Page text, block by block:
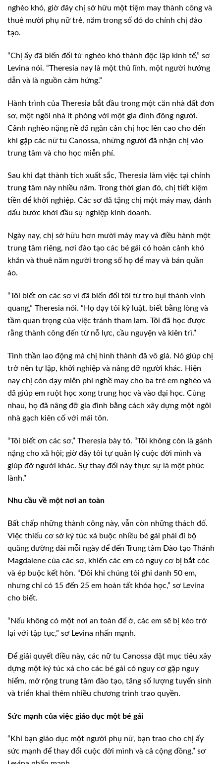
nghèo khó, giờ đây chị sở hữu một tiệm may thành công và
thuê mười phụ nữ trẻ, năm trong số đó do chính chị đào
tạo.
“Chị ấy đã biến đổi từ nghèo khó thành độc lập kinh tế,” sơ
Levina nói. “Theresia nay là một thủ lĩnh, một người hướng
dẫn và là nguồn cảm hứng.”
Hành trình của Theresia bắt đầu trong một căn nhà đất đơn
sơ, một ngôi nhà ít phòng với một gia đình đông người.
Cảnh nghèo nặng nề đã ngăn cản chị học lên cao cho đến
khi gặp các nữ tu Canossa, những người đã nhận chị vào
trung tâm và cho học miễn phí.
Sau khi đạt thành tích xuất sắc, Theresia làm việc tại chính
trung tâm này nhiều năm. Trong thời gian đó, chị tiết kiệm
tiền để khởi nghiệp. Các sơ đã tặng chị một máy may, đánh
dấu bước khởi đầu sự nghiệp kinh doanh.
Ngày nay, chị sở hữu hơn mười máy may và điều hành một
trung tâm riêng, nơi đào tạo các bé gái có hoàn cảnh khó
khăn và thuê năm người trong số họ để may và bán quần
áo.
“Tôi biết ơn các sơ vì đã biến đổi tôi từ tro bụi thành vinh
quang,” Theresia nói. “Họ dạy tôi kỷ luật, biết bằng lòng và
tầm quan trọng của việc tránh tham lam. Tôi đã học được
rằng thành công đến từ nỗ lực, cầu nguyện và kiên trì.”
Tinh thần lao động mà chị hình thành đã vô giá. Nó giúp chị
trở nên tự lập, khởi nghiệp và nâng đỡ người khác. Hiện
nay chị còn dạy miễn phí nghề may cho ba trẻ em nghèo và
đã giúp em ruột học xong trung học và vào đại học. Cùng
nhau, họ đã nâng đỡ gia đình bằng cách xây dựng một ngôi
nhà gạch kiên cố với mái tôn.
“Tôi biết ơn các sơ,” Theresia bày tỏ. “Tôi không còn là gánh
nặng cho xã hội; giờ đây tôi tự quản lý cuộc đời mình và
giúp đỡ người khác. Sự thay đổi này thực sự là một phúc
lành.”
Nhu cầu về một nơi an toàn
Bất chấp những thành công này, vẫn còn những thách đố.
Việc thiếu cơ sở ký túc xá buộc nhiều bé gái phải đi bộ
quãng đường dài mỗi ngày để đến Trung tâm Đào tạo Thánh
Magdalene của các sơ, khiến các em có nguy cơ bị bắt cóc
và ép buộc kết hôn. “Đôi khi chúng tôi ghi danh 50 em,
nhưng chỉ có 15 đến 25 em hoàn tất khóa học,” sơ Levina
cho biết.
“Nếu không có một nơi an toàn để ở, các em sẽ bị kéo trở
lại với tập tục,” sơ Levina nhấn mạnh.
Để giải quyết điều này, các nữ tu Canossa đặt mục tiêu xây
dựng một ký túc xá cho các bé gái có nguy cơ gặp nguy
hiểm, mở rộng trung tâm đào tạo, tăng số lượng tuyển sinh
và triển khai thêm nhiều chương trình trao quyền.
Sức mạnh của việc giáo dục một bé gái
“Khi bạn giáo dục một người phụ nữ, bạn trao cho chị ấy
sức mạnh để thay đổi cuộc đời mình và cả cộng đồng,” sơ